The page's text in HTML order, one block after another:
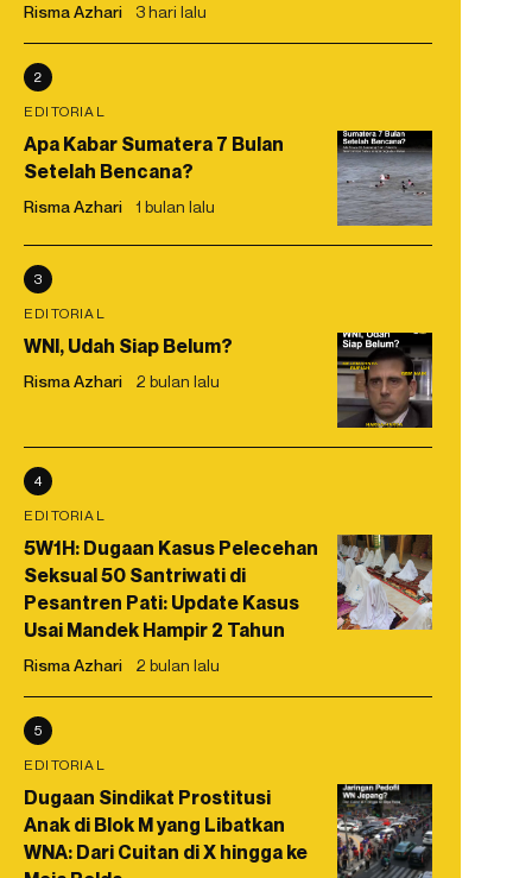
Risma Azhari 3 hari lalu
2
EDITORIAL
Apa Kabar Sumatera 7 Bulan
Setelah Bencana?
Risma Azhari 1 bulan lalu
3
EDITORIAL
WNI, Udah Siap Belum?
Risma Azhari 2 bulan lalu
4
EDITORIAL
5W1H: Dugaan Kasus Pelecehan
Seksual 50 Santriwati di
Pesantren Pati: Update Kasus
Usai Mandek Hampir 2 Tahun
Risma Azhari 2 bulan lalu
5
EDITORIAL
Dugaan Sindikat Prostitusi
Anak di Blok M yang Libatkan
WNA: Dari Cuitan di X hingga ke